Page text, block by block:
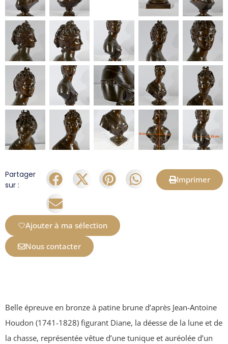
Partager
sur :
Imprimer
Ajouter à ma sélection
Nous contacter
Belle épreuve en bronze à patine brune d’après Jean-Antoine
Houdon (1741-1828) figurant Diane, la déesse de la lune et de
la chasse, représentée vêtue d’une tunique et auréolée d’un